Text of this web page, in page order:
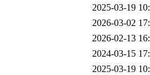
2025-03-19
2026-03-02
2026-02-13
2024-03-15
2025-03-19